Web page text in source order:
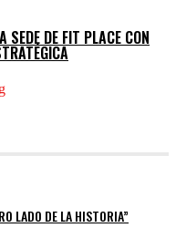
SEDE DE FIT PLACE CON
LADO DE LA HISTORIA”